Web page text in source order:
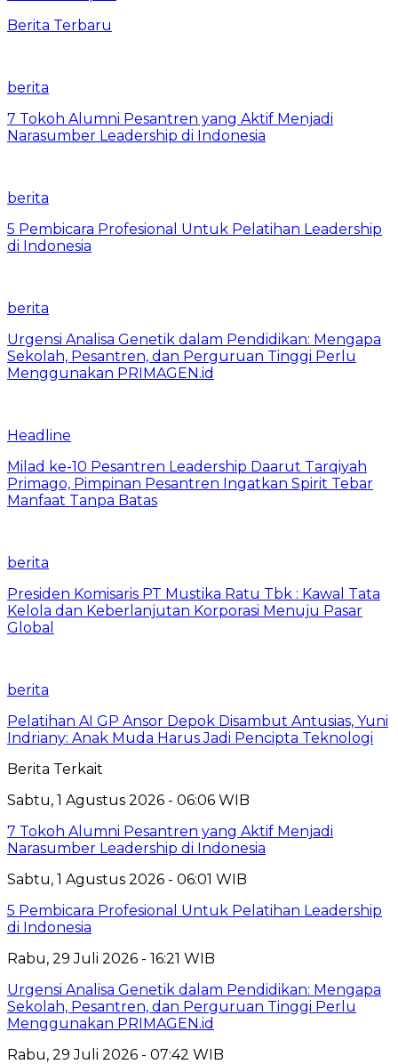
Berita Terbaru
berita
7 Tokoh Alumni Pesantren yang Aktif Menjadi
Narasumber Leadership di Indonesia
berita
5 Pembicara Profesional Untuk Pelatihan Leadership
di Indonesia
berita
Urgensi Analisa Genetik dalam Pendidikan: Mengapa
Sekolah, Pesantren, dan Perguruan Tinggi Perlu
Menggunakan PRIMAGEN.id
Headline
Milad ke-10 Pesantren Leadership Daarut Tarqiyah
Primago, Pimpinan Pesantren Ingatkan Spirit Tebar
Manfaat Tanpa Batas
berita
Presiden Komisaris PT Mustika Ratu Tbk : Kawal Tata
Kelola dan Keberlanjutan Korporasi Menuju Pasar
Global
berita
Pelatihan AI GP Ansor Depok Disambut Antusias, Yuni
Indriany: Anak Muda Harus Jadi Pencipta Teknologi
Berita Terkait
Sabtu, 1 Agustus 2026 - 06:06 WIB
7 Tokoh Alumni Pesantren yang Aktif Menjadi
Narasumber Leadership di Indonesia
Sabtu, 1 Agustus 2026 - 06:01 WIB
5 Pembicara Profesional Untuk Pelatihan Leadership
di Indonesia
Rabu, 29 Juli 2026 - 16:21 WIB
Urgensi Analisa Genetik dalam Pendidikan: Mengapa
Sekolah, Pesantren, dan Perguruan Tinggi Perlu
Menggunakan PRIMAGEN.id
Rabu, 29 Juli 2026 - 07:42 WIB